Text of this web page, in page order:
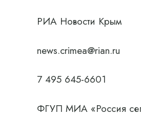
РИА Новости Крым
news.crimea@rian.ru
7 495 645-6601
ФГУП МИА «Россия